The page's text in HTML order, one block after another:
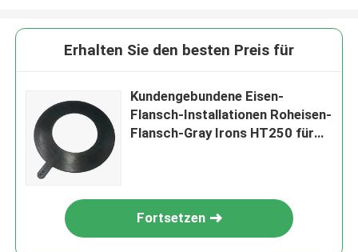
Erhalten Sie den besten Preis für
Kundengebundene Eisen-
Flansch-Installationen Roheisen-
Flansch-Gray Irons HT250 für
Fortsetzen